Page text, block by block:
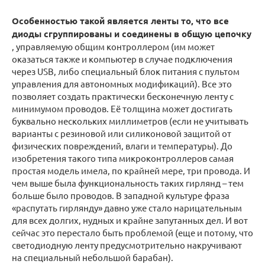
Особенностью такой является ленты то, что все
диоды сгруппированы и соединены в общую цепочку
, управляемую общим контроллером (им может
оказаться также и компьютер в случае подключения
через USB, либо специальный блок питания с пультом
управления для автономных модификаций). Все это
позволяет создать практически бесконечную ленту с
минимумом проводов. Её толщина может достигать
буквально нескольких миллиметров (если не учитывать
варианты с резиновой или силиконовой защитой от
физических повреждений, влаги и температуры). До
изобретения такого типа микроконтроллеров самая
простая модель имела, по крайней мере, три провода. И
чем выше была функциональность таких гирлянд – тем
больше было проводов. В западной культуре фраза
«распутать гирлянду» давно уже стало нарицательным
для всех долгих, нудных и крайне запутанных дел. И вот
сейчас это перестало быть проблемой (еще и потому, что
светодиодную ленту предусмотрительно накручивают
на специальный небольшой барабан).